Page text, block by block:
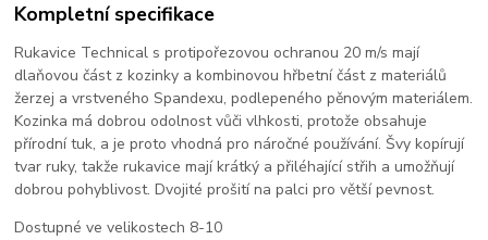
Kompletní specifikace
Rukavice Technical s protipořezovou ochranou 20 m/s mají
dlaňovou část z kozinky a kombinovou hřbetní část z materiálů
žerzej a vrstveného Spandexu, podlepeného pěnovým materiálem.
Kozinka má dobrou odolnost vůči vlhkosti, protože obsahuje
přírodní tuk, a je proto vhodná pro náročné používání. Švy kopírují
tvar ruky, takže rukavice mají krátký a přiléhající střih a umožňují
dobrou pohyblivost. Dvojité prošití na palci pro větší pevnost.
Dostupné ve velikostech 8-10